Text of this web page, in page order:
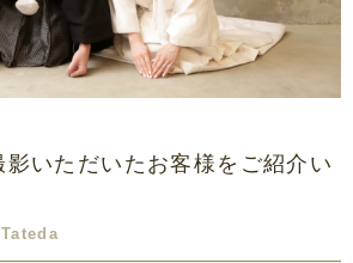
いただいたお客様をご紹介い
Tateda